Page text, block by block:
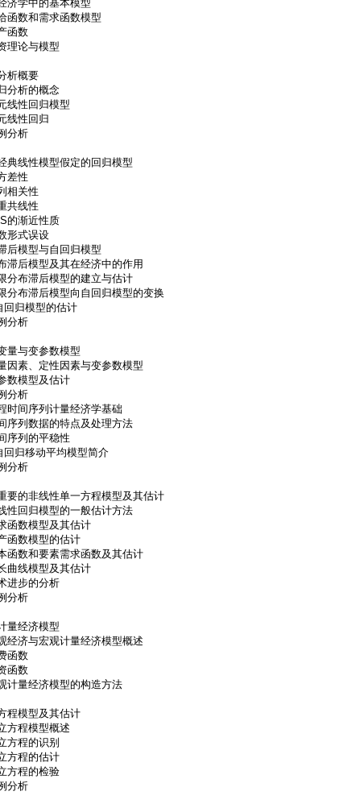
济学中的基本模型
函数和需求函数模型
函数
理论与模型
析概要
分析的概念
线性回归模型
线性回归
分析
典线性模型假定的回归模型
差性
相关性
共线性
的渐近性质
形式误设
后模型与自回归模型
滞后模型及其在经济中的作用
分布滞后模型的建立与估计
分布滞后模型向自回归模型的变换
归模型的估计
分析
量与变参数模型
因素、定性因素与变参数模型
数模型及估计
分析
时间序列计量经济学基础
序列数据的特点及处理方法
序列的平稳性
归移动平均模型简介
分析
要的非线性单一方程模型及其估计
性回归模型的一般估计方法
函数模型及其估计
函数模型的估计
函数和要素需求函数及其估计
曲线模型及其估计
进步的分析
分析
量经济模型
经济与宏观计量经济模型概述
函数
函数
计量经济模型的构造方法
程模型及其估计
方程模型概述
方程的识别
方程的估计
方程的检验
分析